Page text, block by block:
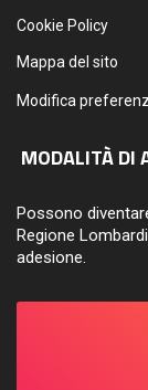
Cookie Policy
Mappa del sito
Modifica
MODALITÀ DI
Possono
Regione
adesione.